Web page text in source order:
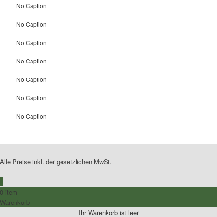
No Caption
No Caption
No Caption
No Caption
No Caption
No Caption
No Caption
Alle Preise inkl. der gesetzlichen MwSt.
0 item
Warenkorb
Ihr Warenkorb ist leer